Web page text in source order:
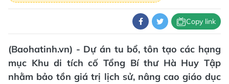
Copy link
(Baohatinh.vn) - Dự án tu bổ, tôn tạo các hạng
mục Khu di tích cố Tổng Bí thư Hà Huy Tập
nhằm bảo tồn giá trị lịch sử, nâng cao giáo dục